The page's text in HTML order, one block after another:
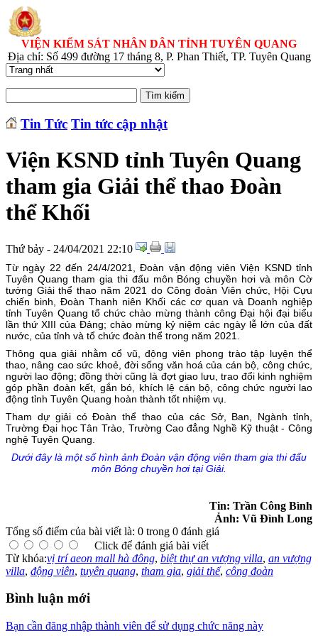
VIỆN KIỂM SÁT NHÂN DÂN TỈNH TUYÊN QUANG
Địa chỉ: Số 499 đường 17 tháng 8, P. Phan Thiết, TP. Tuyên Quang
Tin Tức Tin tức cập nhật
Viện KSND tỉnh Tuyên Quang
tham gia Giải thể thao Đoàn
thể Khối
Thứ bảy - 24/04/2021 22:10
Từ ngày 22 đến 24/4/2021, Đoàn vận động viên Viện KSND tỉnh
Tuyên Quang tham gia thi đấu môn Bóng chuyền hơi và môn Cờ
tướng Giải thể thao năm 2021 do Công đoàn Viên chức, Hội Cựu
chiến binh, Đoàn Thanh niên Khối các cơ quan và Doanh nghiệp
tỉnh Tuyên Quang tổ chức chào mừng thành công Đại hội đại biểu
lần thứ XIII của Đảng; chào mừng kỷ niệm các ngày lễ lớn của đất
nước, của tỉnh và tổ chức đoàn thể trong năm 2021.
Thông qua giải nhằm cổ vũ, động viên phong trào tập luyện thể
thao, nâng cao sức khoẻ, đời sống văn hoá của cán bộ, công chức,
người lao động; đồng thời cũng là đợt giao lưu, trao đổi kinh nghiệm
góp phần đoàn kết, gắn bó, khích lệ cán bộ, công chức người lao
động tỉnh Tuyên Quang hoàn thành tốt nhiệm vụ.
Tham dự giải có Đoàn thể thao của các Sở, Ban, Ngành tỉnh,
Trường Đại học Tân Trào, Trường Cao đẳng Nghề Kỹ thuật - Công
nghệ Tuyên Quang.
Dưới đây là một số hình ảnh Đoàn vận động viên tham gia thi đấu
môn Bóng chuyền hơi tại Giải.
Tin: Trần Công Bình
Ảnh: Vũ Đình Long
Tổng số điểm của bài viết là: 0 trong 0 đánh giá
Click để đánh giá bài viết
Từ khóa:vị trí aeon mall hà đông, biệt thự an vượng villa, an vượng
villa, động viên, tuyên quang, tham gia, giải thể, công đoàn
Bình luận mới
Bạn cần đăng nhập thành viên để sử dụng chức năng này